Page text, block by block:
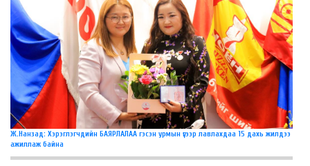
Ж.Нанзад: Хэрэглэгчдийн БАЯРЛАЛАА гэсэн урмын үгээр лавлахдаа 15 дахь жилдээ
ажиллаж байна